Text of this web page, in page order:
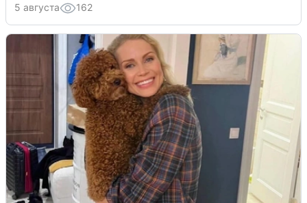
5 августа 162